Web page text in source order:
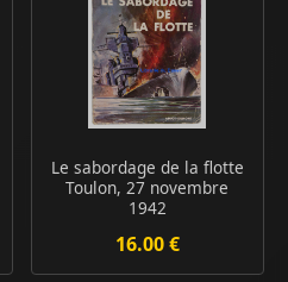
Le sabordage de la flotte
Toulon, 27 novembre
1942
16.00 €